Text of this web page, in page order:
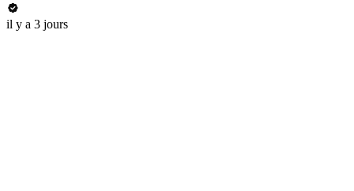
il y a 3 jours